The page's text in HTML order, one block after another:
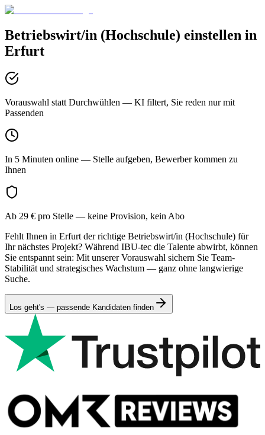
Betriebswirt/in (Hochschule) einstellen in
Erfurt
Vorauswahl statt Durchwühlen — KI filtert, Sie reden nur mit
Passenden
In 5 Minuten online — Stelle aufgeben, Bewerber kommen zu
Ihnen
Ab 29 € pro Stelle — keine Provision, kein Abo
Fehlt Ihnen in Erfurt der richtige Betriebswirt/in (Hochschule) für
Ihr nächstes Projekt? Während IBU-tec die Talente abwirbt, können
Sie entspannt sein: Mit unserer Vorauswahl sichern Sie Team-
Stabilität und strategisches Wachstum — ganz ohne langwierige
Suche.
Los geht's — passende Kandidaten finden